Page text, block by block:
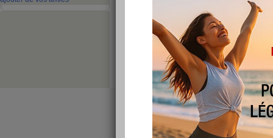
21 - 30 31 - 37
‹ Préc. 21 22 23 24 25
BILAN SANGIN
publié le 21/08/2008 à 08:48
SUITE ET FIN DU